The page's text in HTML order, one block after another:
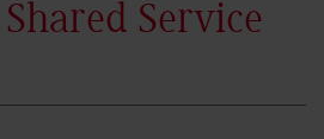
Service